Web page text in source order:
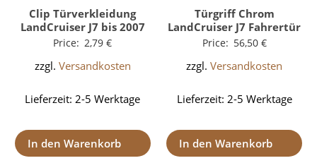
Clip Türverkleidung
LandCruiser J7 bis 2007
Price: 2,79€
zzgl. Versandkosten
Lieferzeit:2-5 Werktage
In den Warenkorb
Türgriff Chrom
LandCruiser J7 Fahrertür
Price: 56,50 €
zzgl.Versandkosten
Lieferzeit: 2-5 Werktage
In den Warenkorb